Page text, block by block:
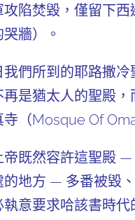
陷焚毀，僅留下西
牆）。
們所到的耶路撒冷
是猶太人的聖殿，
（Mosque Of
帝既然容許這聖殿 —
的地方 — 多番被毀
意要求哈該書時代